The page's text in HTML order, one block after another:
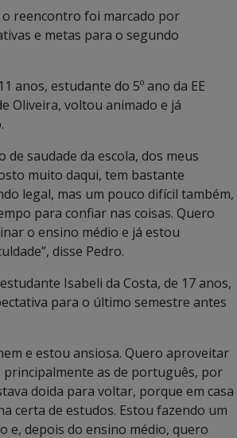
reencontro foi marcado por
e metas para o segundo
anos, estudante do 5º ano da EE
Oliveira, voltou animado e já
de saudade da escola, dos meus
muito daqui, tem bastante
legal, mas um pouco difícil também,
para confiar nas coisas. Quero
o ensino médio e já estou
disse Pedro.
Isabeli da Costa, de 17 anos,
para o último semestre antes
e estou ansiosa. Quero aproveitar
principalmente as de português, por
doida para voltar, porque em casa
certa de estudos. Estou fazendo um
e, depois do ensino médio, quero